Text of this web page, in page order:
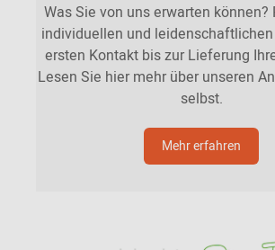
Was Sie von uns erwarten können?
individuellen und
ersten Kontakt bis zur Lieferung
Lesen Sie hier mehr über unseren
selbst.
Mehr erfahren